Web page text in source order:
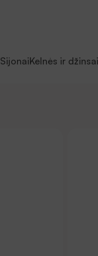
SijonaiKelnės ir džinsai